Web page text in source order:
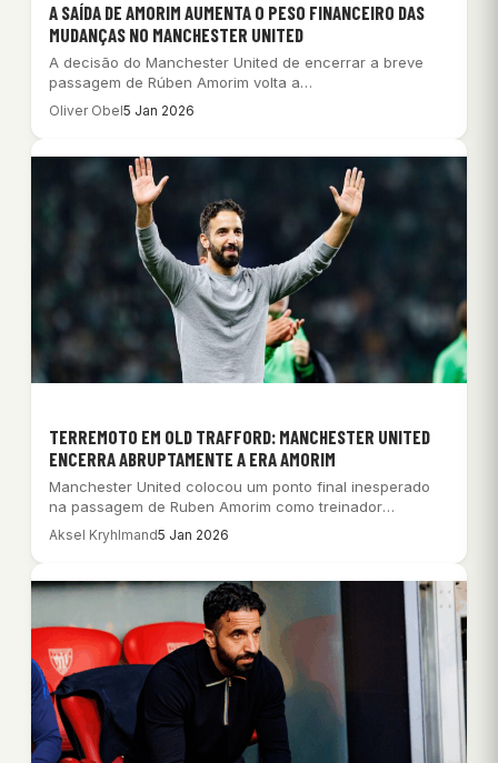
A SAÍDA DE AMORIM AUMENTA O PESO FINANCEIRO DAS
MUDANÇAS NO MANCHESTER UNITED
A decisão do Manchester United de encerrar a breve
passagem de Rúben Amorim volta a…
Oliver Obel5 Jan 2026
TERREMOTO EM OLD TRAFFORD: MANCHESTER UNITED
ENCERRA ABRUPTAMENTE A ERA AMORIM
Manchester United colocou um ponto final inesperado
na passagem de Ruben Amorim como treinador
principal…
Aksel Kryhlmand5 Jan 2026